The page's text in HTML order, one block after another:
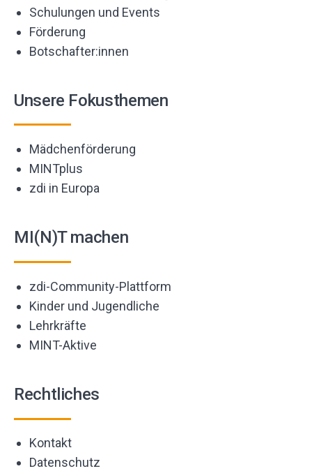
Schulungen und Events
Förderung
Botschafter:innen
Unsere Fokusthemen
Mädchenförderung
MINTplus
zdi in Europa
MI(N)T machen
zdi-Community-Plattform
Kinder und Jugendliche
Lehrkräfte
MINT-Aktive
Rechtliches
Kontakt
Datenschutz